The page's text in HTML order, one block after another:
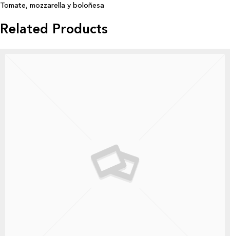
Tomate, mozzarella y boloñesa
Related Products